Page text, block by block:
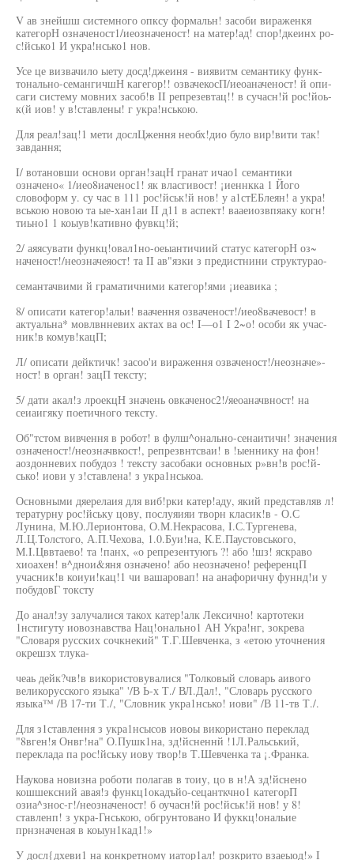
V ав знейшш системного опксу формальн! засоби вираженкя
категорН означеност1/иеозначеност! на матер!ад! спор!дкеинх ро-
с!йсько1 И укра!нсько1 нов.
Усе це визвачило ыету досд!джеиня - виявитм семантику функ-
тонально-семангичшН кагегор!! озвачекосП/иеоаначеност! й опи-
саги систему мовних засоб!в II репрезевтац!! в сучасн!й рос!йоь-
к(й иов! у в!ставлены! г укра!нською.
Для реал!зац!1 мети дослЦження необх!дио було вир!вити так!
завдання;
I/ вотановши основи орган!зацН гранат ичао1 семантики
означено« 1/иео8иаченос1! як власгивост! ¡иеннкка 1 Його
словоформ у. су час в 111 рос!йськ!й нов! у а1стЕБлеян! а укра!
вською новою та ые-хан1аи II д11 в аспект! вааеиозвпяаку когн!
тиьно1 1 коыув!кативно фувкц!й;
2/ аяясувати функц!овал1но-оеыантичиий статус категорН оз~
наченост!/неозначеяост! та II ав"язки з предистнини структурао-
семантачвими й граматичними категор!ями ¡иеавика ;
8/ описати категор!альи! ваачення озваченост!/иео8вачевост! в
актуальна* мовлвнневих актах ва ос! I—о1 I 2~о! особи як учас-
ник!в комув!кацП;
Л/ описати дейктичк! засоо'и вираження озваченост!/неозначе»-
ност! в орган! зацП тексту;
5/ дати акал!з лроекцН значень овкаченос2!/яеоаначвност! на
сеиаигяку поетичного тексту.
Об"тстом вивчення в робот! в фулш^онально-сенаитичн! значения
означеност!/неозначвкост!, репрезвнтсваи! в !ыеннику на фон!
аоздонневих побудоз ! тексту засобаки основных р»вн!в рос!й-
сько! иови у з!ставлена! з укра1нськоа.
Основными дяерелаия для виб!рки катер!аду, який представляв л!
тературну рос!йську цову, послуяияи творн класик!в - О.С
Лунина, М.Ю.Лерионтова, О.М.Некрасова, I.С.Тургенева,
Л.Ц.Толстого, А.П.Чехова, 1.0.Буи!на, К.Е.Паустовського,
М.I.Цввтаево! та !панх, «о репрезентуюгь ?! або !шз! яскраво
хиоахен! в^днои&яня означено! або неозначено! референцП
учасник!в коиуи!кац!1 чи вашаровап! на анафоричну фуннд!и у
побудовГ токсту
До анал!зу залучалися такох катер!алк Лексично! картотеки
1нстигуту иовознавства Нац!онально1 АН Укра!нг, зокрева
"Словаря русских сочкнекий" Т.Г.Шевченка, з «етою уточнения
окрешзх тлука-
чеаь дейк?чв!в використовувалися "Толковый словарь аивого
великорусского языка" '/В Ь-х Т./ ВЛ.Дал!, "Словарь русского
языка™ /В 17-ти Т./, "Словник укра1нсько! иови" /В 11-тв Т./.
Для з1ставлення з укра1нсысов иовоы використано переклад
"8вген!я Онвг!на" О.Пушк1на, зд!йсненнй !1Л.Ральський,
переклада па рос!йську иову твор!в Т.Шевченка та ¡.Франка.
Наукова новизна роботи полагав в тоиу, цо в н!А зд!йснено
кошшексний авая!з функц1окадъйо-сецанткчно1 категорП
озиа^знос-г!/неозначеност! б оучасн!й рос!йськ!й нов! у 8!
ставленп! з укра-Гнською, обгрунтовано И фуккц!ональие
прнзначеная в коыун1кад1!»
У досл{дхеви1 на конкретному иатор1ал! розкрито взаеыод!» I